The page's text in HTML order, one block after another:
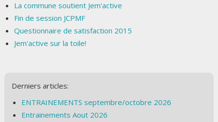
La commune soutient Jem'active
Fin de session JCPMF
Questionnaire de satisfaction 2015
Jem'active sur la toile!
Derniers articles:
ENTRAINEMENTS septembre/octobre 2026
Entrainements Aout 2026